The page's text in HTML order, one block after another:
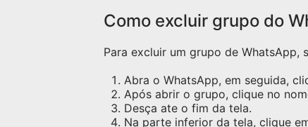
Como excluir grupo do
Para excluir um grupo de WhatsApp,
Abra o WhatsApp, em seguida,
Após abrir o grupo, clique no
Desça ate o fim da tela.
Na parte inferior da tela, clique